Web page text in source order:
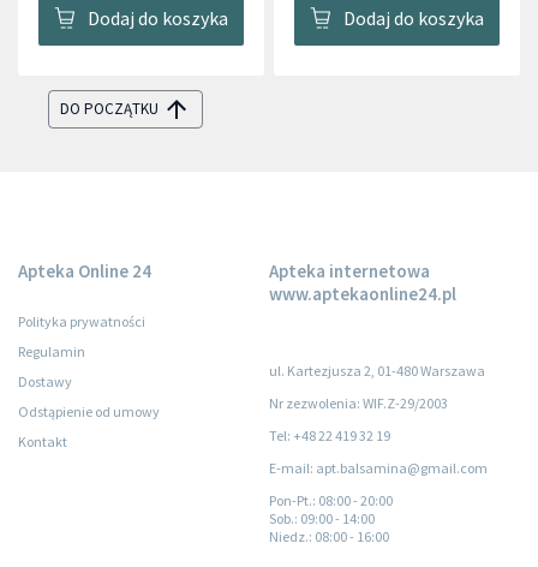
Dodaj do koszyka Dodaj do koszyka
DO POCZĄTKU
Apteka Online 24
Polityka prywatności
Regulamin
Dostawy
Odstąpienie od umowy
Kontakt
Apteka internetowa
www.aptekaonline24.pl
ul. Kartezjusza 2, 01-480 Warszawa
Nr zezwolenia: WIF.Z-29/2003
Tel: +48 22 419 32 19
E-mail: apt.balsamina@gmail.com
Pon-Pt.: 08:00 - 20:00
Sob.: 09:00 - 14:00
Niedz.: 08:00 - 16:00